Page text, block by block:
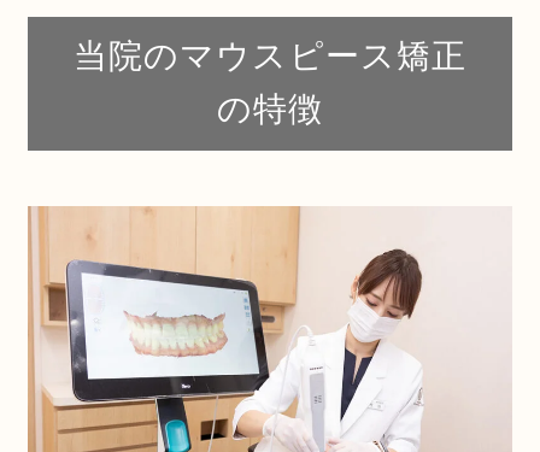
当院のマウスピース矯正
の特徴